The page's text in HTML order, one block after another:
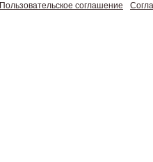
Пользовательское соглашение